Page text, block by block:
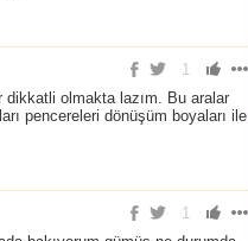
1
dikkatli olmakta lazım. Bu aralar
pencereleri dönüşüm boyaları ile
1